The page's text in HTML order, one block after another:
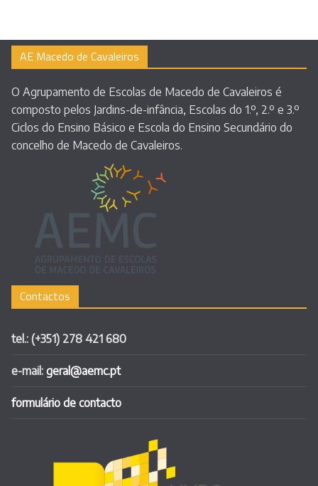
AE Macedo de Cavaleiros
O Agrupamento de Escolas de Macedo de Cavaleiros é
composto pelos Jardins-de-infância, Escolas do 1.º, 2.º e 3.º
Ciclos do Ensino Básico e Escola do Ensino Secundário do
concelho de Macedo de Cavaleiros.
Contactos
tel.: (+351) 278 421 680
e-mail: geral@aemc.pt
formulário de contacto